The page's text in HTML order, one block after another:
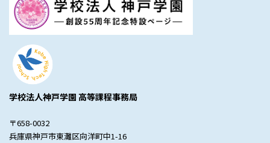
学校法人神戸学園 高等課程事務局
〒658-0032
兵庫県神戸市東灘区向洋町中1-16